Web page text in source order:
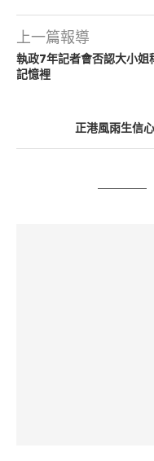
上一篇報導
執政7年記者會否認大小
記憶裡
正港風雨生信